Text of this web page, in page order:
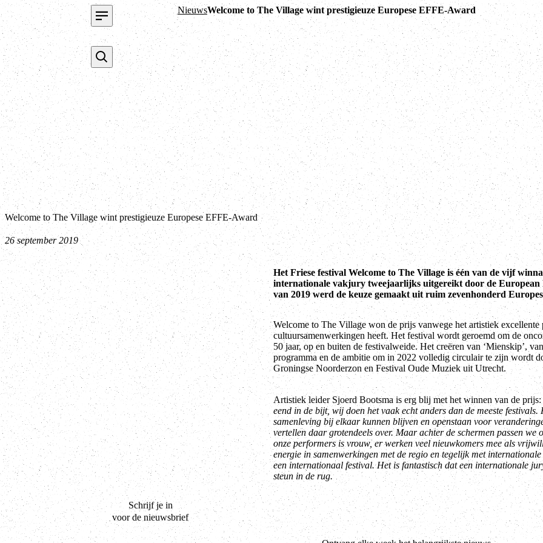
NieuwsWelcome to The Village wint prestigieuze Europese EFFE-Award
Welcome to The Village wint prestigieuze Europese EFFE-Award
26 september 2019
Het Friese festival Welcome to The Village is één van de vijf
internationale vakjury tweejaarlijks uitgereikt door de European
van 2019 werd de keuze gemaakt uit ruim zevenhonderd
Welcome to The Village won de prijs vanwege het artistiek
cultuursamenwerkingen heeft. Het festival wordt geroemd om de
50 jaar, op en buiten de festivalweide. Het creëren van ‘Mienskip’,
programma en de ambitie om in 2022 volledig circulair te zijn wordt
Groningse Noorderzon en Festival Oude Muziek uit Utrecht.
Artistiek leider Sjoerd Bootsma is erg blij met het winnen van de prijs:
eend in de bijt, wij doen het vaak echt anders dan de meeste
samenleving bij elkaar kunnen blijven en openstaan voor
vertellen daar grotendeels over. Maar achter de schermen passen
onze performers is vrouw, er werken veel nieuwkomers mee als
energie in samenwerkingen met de regio en tegelijk met
een internationaal festival. Het is fantastisch dat een internationale
steun in de rug.
Schrijf je in
voor de nieuwsbrief